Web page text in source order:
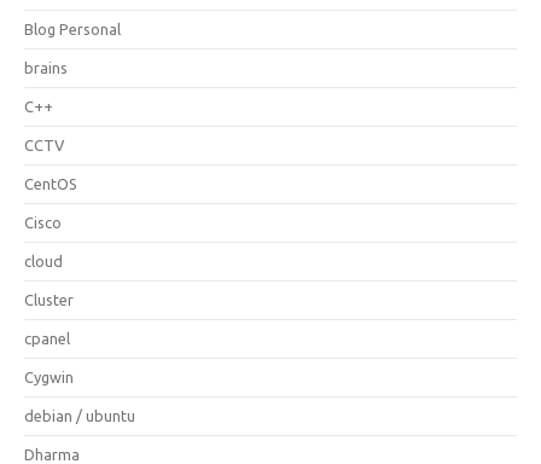
Blog Personal
brains
C++
CCTV
CentOS
Cisco
cloud
Cluster
cpanel
Cygwin
debian / ubuntu
Dharma